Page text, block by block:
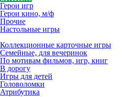
Герои игр
Герои кино, м/ф
Прочие
Настольные игры
Коллекционные карточные игры
Семейные, для вечеринок
По мотивам фильмов, игр, книг
В дорогу
Игры для детей
Головоломки
Атрибутика